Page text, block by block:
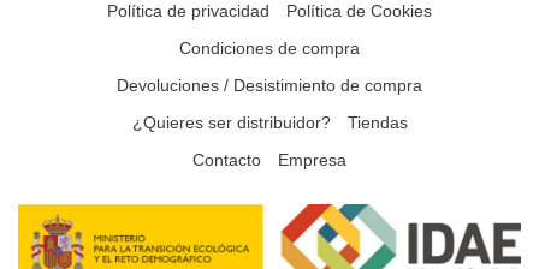
Política de privacidad
Política de Cookies
Condiciones de compra
Devoluciones / Desistimiento de compra
¿Quieres ser distribuidor?
Tiendas
Contacto
Empresa